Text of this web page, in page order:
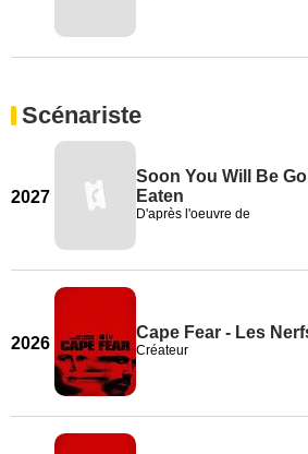
Scénariste
2027
Soon You Will Be
Eaten
D'après l'oeuvre de
2026
Cape Fear - Les
Créateur